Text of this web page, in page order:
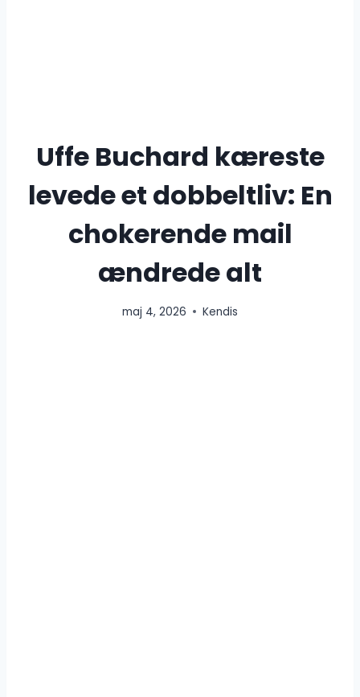
Uffe Buchard kæreste
levede et dobbeltliv: En
chokerende mail
ændrede alt
maj 4, 2026 Kendis